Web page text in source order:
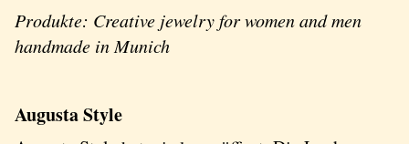
Produkte: Creative jewelry for women and men
handmade in Munich
Augusta Style